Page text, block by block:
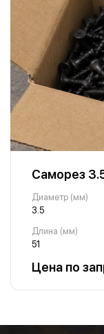
Саморез
Диаметр (мм)
3.5
Длина (мм)
51
Цена по